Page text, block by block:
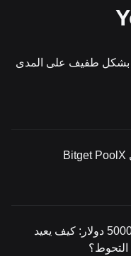
بشكل طفيف على المدى
ترى UBS أن سعر الذهب سيرتفع إلى 5000 دولار: كيف يعيد